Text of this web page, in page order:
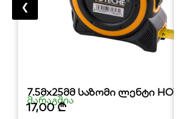
7.5მx25მმ საზომი ლენტი
მარაგშია
17,00₾
❮